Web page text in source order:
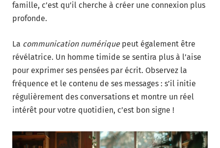
famille, c’est qu’il cherche à créer une connexion plus
profonde.
La communication numériquepeut également être
révélatrice. Un homme timide se sentira plus à l’aise
pour exprimer ses pensées par écrit. Observez la
fréquence et le contenu de ses messages : s’il initie
régulièrement des conversations et montre un réel
intérêt pour votre quotidien, c’est bon signe !